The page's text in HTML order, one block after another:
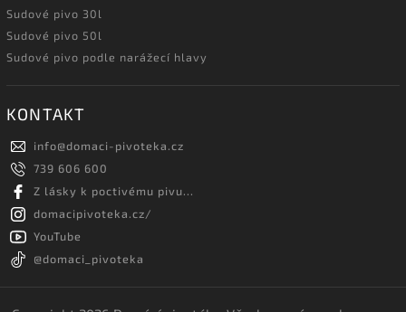
Sudové pivo 30l
Sudové pivo 50l
Sudové pivo podle narážecí hlavy
KONTAKT
info@domaci-pivoteka.cz
739 606 600
Z lásky k poctivému pivu...
domacipivoteka.cz/
YouTube
@domaci_pivoteka